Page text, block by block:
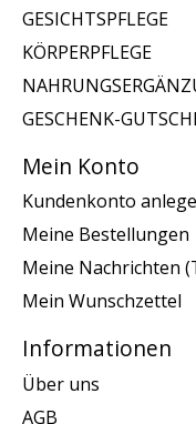
GESICHTSPFLEGE
KÖRPERPFLEGE
GESCHENK-
Mein Konto
Kundenkonto
Meine Bestellungen
Meine Nachrichten
Mein Wunschzettel
Informationen
Über uns
AGB